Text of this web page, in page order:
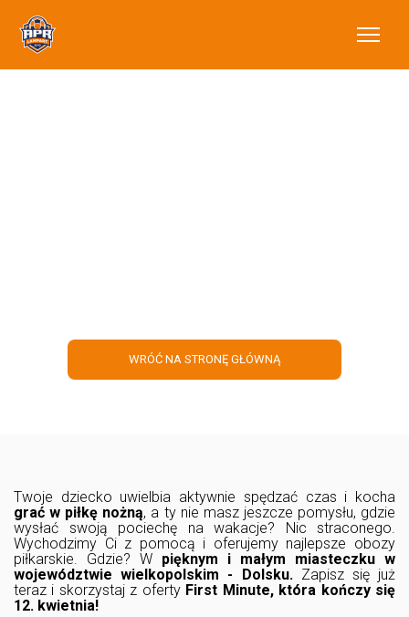
WRÓĆ NA STRONĘ GŁÓWNĄ
Twoje dziecko uwielbia aktywnie spędzać czas i kocha
grać w piłkę nożną, a ty nie masz jeszcze pomysłu, gdzie
wysłać swoją pociechę na wakacje? Nic straconego.
Wychodzimy Ci z pomocą i oferujemy najlepsze obozy
piłkarskie. Gdzie? W pięknym i małym miasteczku w
województwie wielkopolskim - Dolsku.Zapisz się już
teraz i skorzystaj z oferty First Minute, która kończy się
12. kwietnia!